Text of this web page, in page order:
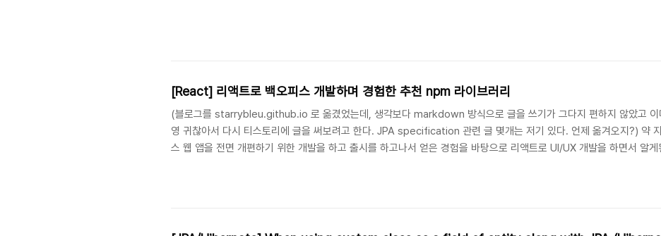
[React] 리액트로 백오피스 개발하며 경험한 추천 npm 라이브러리
(블로그를 starrybleu.github.io 로 옮겼었는데, 생각보다 markdown 방식으로 글을 쓰기가 그다지 편하지 않았고 이
영 귀찮아서 다시 티스토리에 글을 써보려고 한다. JPA specification 관련 글 몇개는 저기 있다. 언제 옮겨오지?) 약 지
스 웹 앱을 전면 개편하기 위한 개발을 하고 출시를 하고나서 얻은 경험을 바탕으로 리액트로 UI/UX 개발을 하면서 알